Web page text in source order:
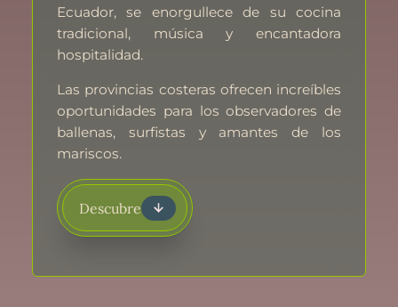
Ecuador, se enorgullece de su cocina
tradicional, música y encantadora
hospitalidad.
Las provincias costeras ofrecen increíbles
oportunidades para los observadores de
ballenas, surfistas y amantes de los
mariscos.
Descubre